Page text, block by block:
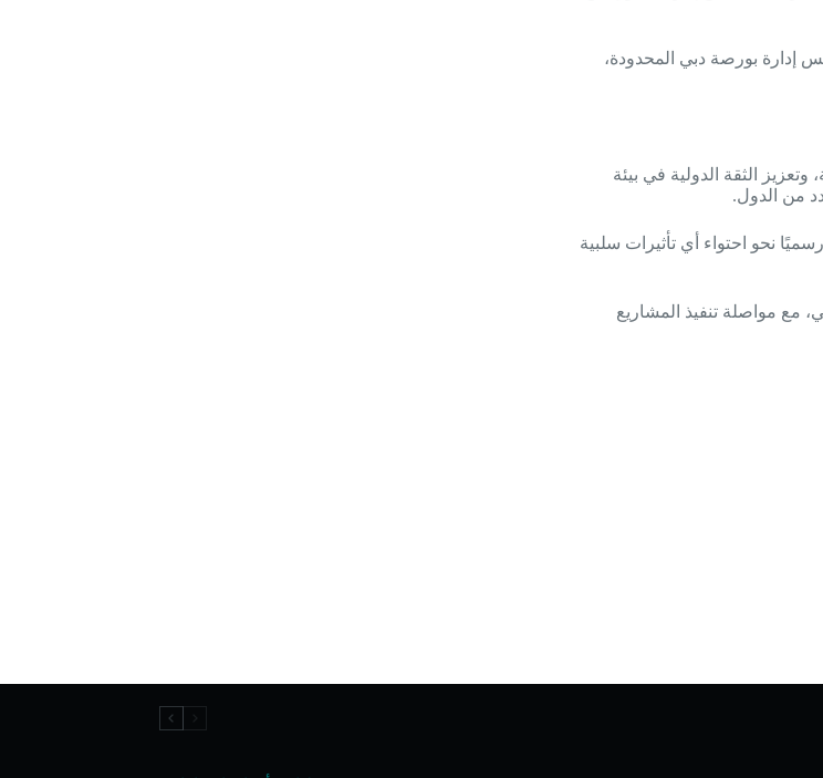
إدارة بورصة دبي المحدودة،
الثقة الدولية في بيئة
من الدول.
نحو احتواء أي تأثيرات سلبية
مع مواصلة تنفيذ المشاريع